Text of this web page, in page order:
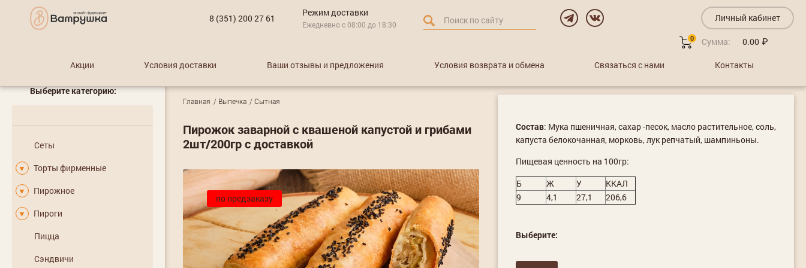
8 (351) 200 27 61
Режим доставки
Ежедневно с 08:00 до 18:30
Личный кабинет
0 Сумма: 0.00
Акции Условия доставки Ваши отзывы и предложения Условия возврата и обмена Связаться с нами Контакты
Выберите категорию:
Сеты
▼ Торты фирменные
▼ Пирожное
▼
Пироги
Пицца
Сэндвичи
Главная Выпечка Сытная
Пирожок заварной с квашеной капустой и грибами
2шт/200гр с доставкой
по предзаказу
Состав: Мука пшеничная, сахар -песок, масло растительное, соль,
капуста белокочанная, морковь, лук репчатый, шампиньоны.
Пищевая ценность на 100гр:
Б
Ж У
ККАЛ
9
4,1 27,1 206,6
Выберите: